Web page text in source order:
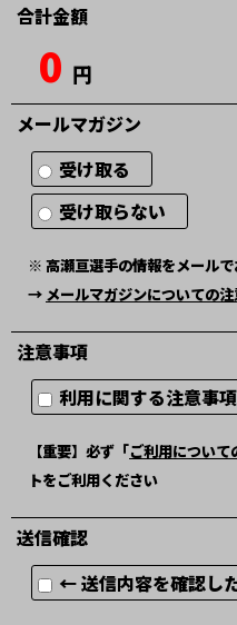
合計金額
0 円
メールマガジン
受け取る
受け取らない
※ 高瀬亘選手の情報をメール
→ メールマガジンについての
注意事項
利用に関する注意事
【重要】必ず「ご利用について
トをご利用ください
送信確認
← 送信内容を確認し